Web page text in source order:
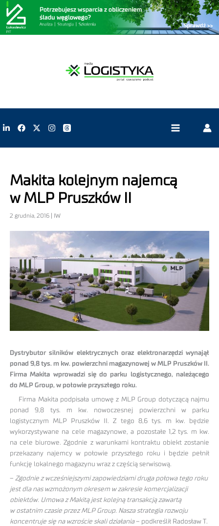
Makita kolejnym najemcą
w MLP Pruszków II
2 grudnia, 2016 | IW
Dystrybutor silników elektrycznych oraz elektronarzędzi wynajął
ponad 9,8 tys. m kw. powierzchni magazynowej w MLP Pruszków II.
Firma Makita wprowadzi się do parku logistycznego, należącego
do MLP Group, w połowie przyszłego roku.
Firma Makita podpisała umowę z MLP Group dotyczącą najmu
ponad 9,8 tys. m kw. nowoczesnej powierzchni w parku
logistycznym MLP Pruszków II. Z tego 8,6 tys. m kw. będzie
wykorzystywane na cele magazynowe, a pozostałe 1,2 tys. m kw.
na cele biurowe. Zgodnie z warunkami kontraktu obiekt zostanie
przekazany najemcy w połowie przyszłego roku i będzie pełnił
funkcję lokalnego magazynu wraz z częścią serwisową.
– Zgodnie z wcześniejszymi zapowiedziami druga połowa tego roku
jest dla nas wzmożonym okresem w zakresie komercjalizacji
obiektów. Umowa z Makitą jest kolejną transakcją zawartą
w ostatnim czasie przez MLP Group. Nasza strategia rozwoju
koncentruje się na wzroście skali działania– podkreślił Radosław T.